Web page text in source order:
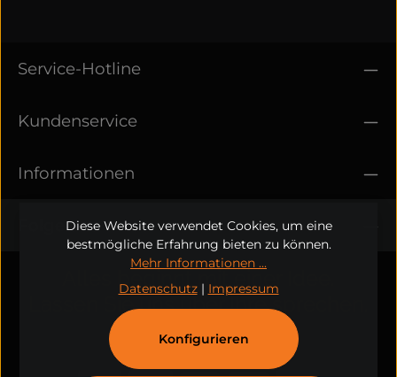
Service-Hotline
Kundenservice
Informationen
Folge uns
Alles beginnt mit einer Idee.
Lassen Sie uns über Ihre sprechen.
Diese Website verwendet Cookies, um eine
bestmögliche Erfahrung bieten zu können.
Mehr Informationen ...
Datenschutz| Impressum
Konfigurieren